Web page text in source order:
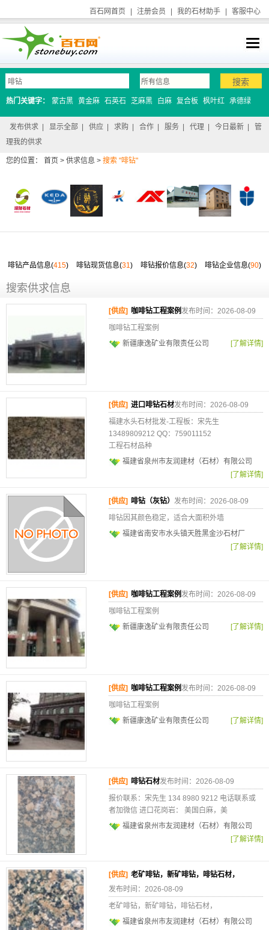
百石网首页 注册会员 我的石材助手 客服中心
热门关键字： 蒙古黑 黄金麻 石英石 芝麻黑 白麻 复合板 枫叶红 承德绿
发布供求 显示全部 供应 求购 合作 服务 代理 今日最新
管
理我的供求
您的位置： 首页 > 供求信息 > 搜索 "啡钻"
啡钻产品信息(415) 啡钻现货信息(31) 啡钻报价信息(32) 啡钻企业信息(90)
搜索供求信息
[供应] 咖啡钻工程案例发布时间：2026-08-09
咖啡钻工程案例
新疆康逸矿业有限责任公司
[了解详情]
[供应] 进口啡钻石材发布时间：2026-08-09
福建水头石材批发-工程板：宋先生
13489809212 QQ：759011152
工程石材品种
福建省泉州市友润建材（石材）有限公司
[了解详情]
[供应] 啡钻（灰钻） 发布时间：2026-08-09
啡钻因其颜色稳定，适合大面积外墙
福建省南安市水头镇天胜黑金沙石材厂
[了解详情]
[供应] 咖啡钻工程案例发布时间：2026-08-09
咖啡钻工程案例
新疆康逸矿业有限责任公司
[了解详情]
[供应] 咖啡钻工程案例 发布时间：2026-08-09
咖啡钻工程案例
新疆康逸矿业有限责任公司
[了解详情]
[供应] 啡钻石材发布时间：2026-08-09
报价联系：宋先生 134 8980 9212 电话联系或
者加微信 进口花岗岩： 美国白麻，美
福建省泉州市友润建材（石材）有限公司
[了解详情]
[供应] 老矿啡钻，新矿啡钻，啡钻石材，
发布时间：2026-08-09
老矿啡钻，新矿啡钻，啡钻石材，
福建省泉州市友润建材（石材）有限公司